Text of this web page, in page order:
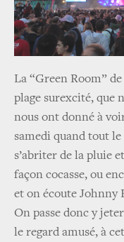
La “Green Room”
plage surexcité, que
nous ont donné à
samedi quand tout
s’abriter de la pluie
façon cocasse, ou
et on écoute
On passe donc y
le regard amusé, à